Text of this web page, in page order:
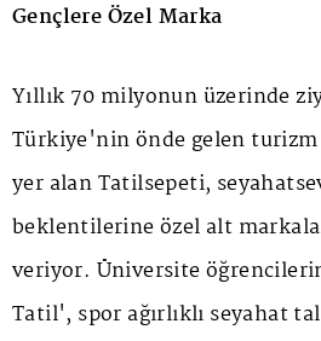
Gençlere Özel Marka
Yıllık 70 milyonun üzerinde
Türkiye'nin önde gelen turizm
yer alan Tatilsepeti,
beklentilerine özel alt
veriyor. Üniversite
Tatil', spor ağırlıklı seyahat